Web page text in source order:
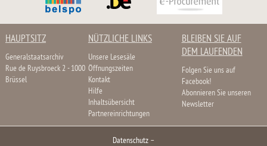
HAUPTSITZ
Generalstaatsarchiv
Rue de Ruysbroeck 2 - 1000
Brüssel
NÜTZLICHE LINKS
Unsere Lesesäle
Öffnungszeiten
Kontakt
Hilfe
Inhaltsübersicht
Partnereinrichtungen
BLEIBEN SIE AUF
DEM LAUFENDEN
Folgen Sie uns auf
Facebook!
Abonnieren Sie unseren
Newsletter
Datenschutz –